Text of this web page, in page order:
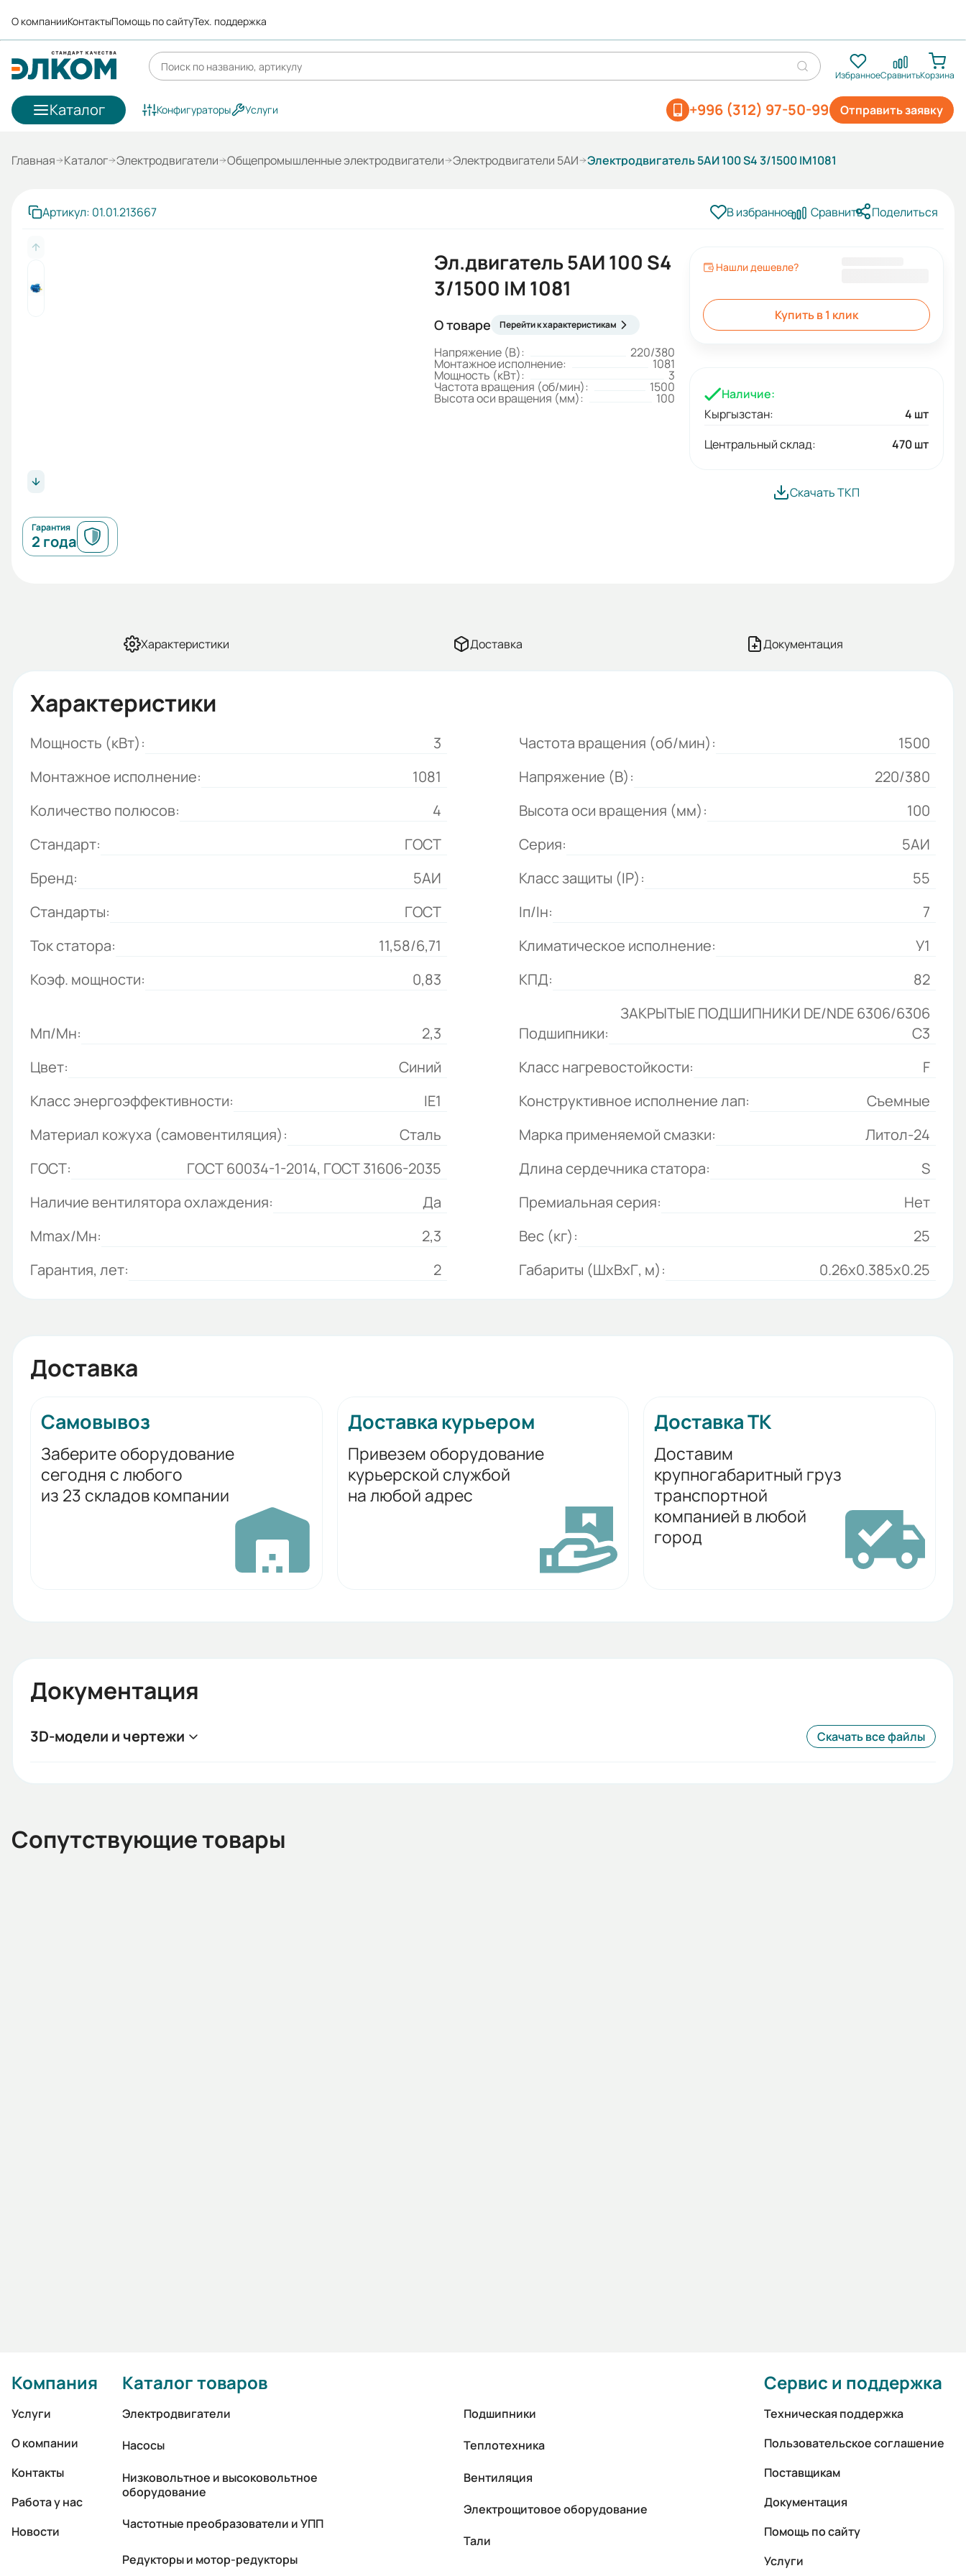
О компанииКонтактыПомощь по сайтуТех. поддержка
ИзбранноеСравнитьКорзина
Каталог Отправить заявку
+996 (312) 97-50-99
Конфигураторы Услуги
Главная Каталог Электродвигатели Общепромышленные электродвигатели Электродвигатели 5АИ Электродвигатель 5АИ 100 S4 3/1500 IM1081
Артикул: 01.01.213667 В избранное Сравнить Поделиться
Гарантия
2 года
Эл.двигатель 5АИ 100 S4
3/1500 IM 1081
О товаре Перейти к характеристикам
Напряжение (В): 220/380
Монтажное исполнение: 1081
Мощность (кВт): 3
Частота вращения (об/мин): 1500
Высота оси вращения (мм): 100
Нашли дешевле?
Купить в 1 клик
Наличие:
Кыргызстан:
4 шт
Центральный склад:
470 шт
Скачать ТКП
Характеристики Доставка Документация
Характеристики
Мощность (кВт): 3 Частота вращения (об/мин):
1500
Монтажное исполнение:
1081 Напряжение (В):
220/380
Количество полюсов:
4 Высота оси вращения (мм):
100
Стандарт:
ГОСТ Серия:
5АИ
Бренд:
5АИ Класс защиты (IP):
55
Стандарты:
ГОСТ Iп/Iн:
7
Ток статора:
11,58/6,71 Климатическое исполнение:
У1
Коэф. мощности:
0,83 КПД: 82
Мп/Мн: 2,3 Подшипники:
ЗАКРЫТЫЕ ПОДШИПНИКИ DE/NDE 6306/6306
С3
Цвет:
Синий Класс нагревостойкости:
F
Класс энергоэффективности:
IE1 Конструктивное исполнение лап:
Съемные
Материал кожуха (самовентиляция):
Сталь Марка применяемой смазки:
Литол-24
ГОСТ:
ГОСТ 60034-1-2014, ГОСТ 31606-2035 Длина сердечника статора:
S
Наличие вентилятора охлаждения:
Да Премиальная серия:
Нет
Mmax/Mн:
2,3 Вес (кг):
25
Гарантия, лет:
2 Габариты (ШхВхГ, м): 0.26x0.385x0.25
Доставка
Самовывоз
Заберите оборудование
сегодня с любого
из 23 складов компании
Доставка курьером
Привезем оборудование
курьерской службой
на любой адрес
Доставка ТК
Доставим
крупногабаритный груз
транспортной
компанией в любой
город
Документация
3D-модели и чертежи Скачать все файлы
Сопутствующие товары
Компания
Услуги
О компании
Контакты
Работа у нас
Новости
Каталог товаров
Электродвигатели
Насосы
Низковольтное и высоковольтное
оборудование
Частотные преобразователи и УПП
Редукторы и мотор-редукторы
Подшипники
Теплотехника
Вентиляция
Электрощитовое оборудование
Тали
Сервис и поддержка
Техническая поддержка
Пользовательское соглашение
Поставщикам
Документация
Помощь по сайту
Услуги